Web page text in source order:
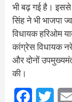
भी बढ़ गई है। इससे
सिंह ने भी भाजपा
विधायक हरिओम
कांग्रेस विधायक
और दोनों
की।
Facebook